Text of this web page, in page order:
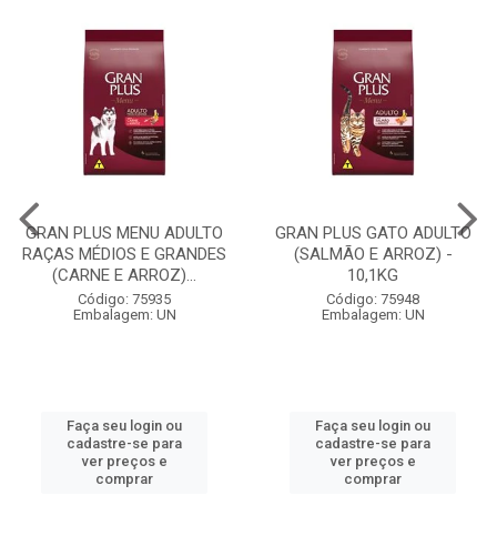
GRAN PLUS MENU ADULTO
RAÇAS MÉDIOS E GRANDES
(CARNE E ARROZ)...
Código: 75935
Embalagem: UN
Faça seu login ou
cadastre-se para
ver preços e
comprar
GRAN PLUS GATO ADULTO
(SALMÃO E ARROZ) -
10,1KG
Código: 75948
Embalagem: UN
Faça seu login ou
cadastre-se para
ver preços e
comprar